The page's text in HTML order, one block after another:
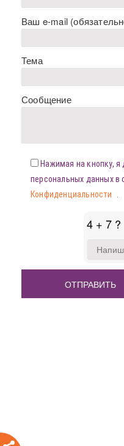
Ваш e-mail
Тема
Сообщение
Нажимая на кнопку, я
персональных данных в
Конфиденциальности
4 + 7 ?
FOR
+